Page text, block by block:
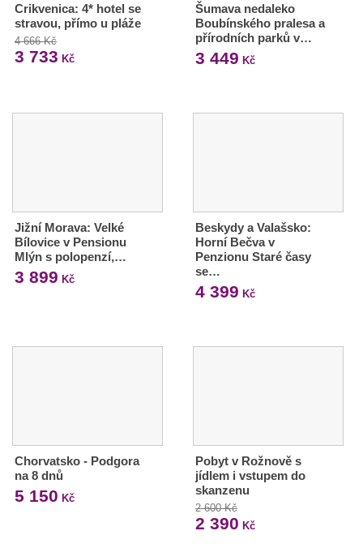
Crikvenica: 4* hotel se
stravou, přímo u pláže
4 666 Kč
3 733 Kč
Šumava nedaleko
Boubínského pralesa a
přírodních parků v…
3 449 Kč
Jižní Morava: Velké
Bílovice v Pensionu
Mlýn s polopenzí,…
3 899 Kč
Beskydy a Valašsko:
Horní Bečva v
Penzionu Staré časy
se…
4 399 Kč
Chorvatsko - Podgora
na 8 dnů
5 150 Kč
Pobyt v Rožnově s
jídlem i vstupem do
skanzenu
2 600 Kč
2 390 Kč